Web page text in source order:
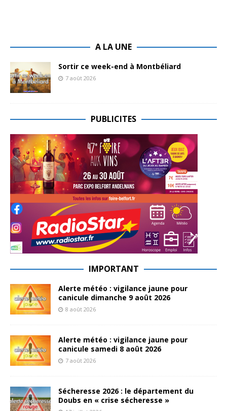
A LA UNE
Sortir ce week-end à Montbéliard
7 août 2026
PUBLICITES
IMPORTANT
Alerte météo : vigilance jaune pour
canicule dimanche 9 août 2026
8 août 2026
Alerte météo : vigilance jaune pour
canicule samedi 8 août 2026
7 août 2026
Sécheresse 2026 : le département du
Doubs en « crise sécheresse »